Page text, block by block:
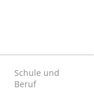
Schule und
Beruf